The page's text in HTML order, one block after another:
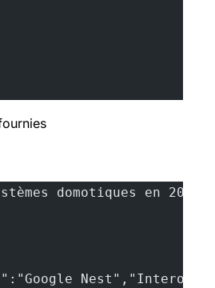
domotiques en